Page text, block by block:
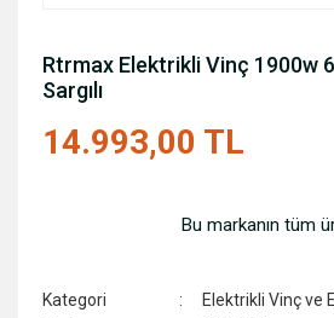
Rtrmax Elektrikli Vinç 1900w
Sargılı
14.993,00 TL
Bu markanın tüm
Kategori
Elektrikli Vinç ve